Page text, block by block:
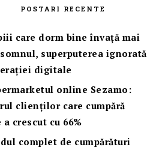
POSTARI RECENTE
care dorm bine învață mai
superputerea ignorată
digitale
online Sezamo:
clienților care cumpără
a crescut cu 66%
complet de cumpărături